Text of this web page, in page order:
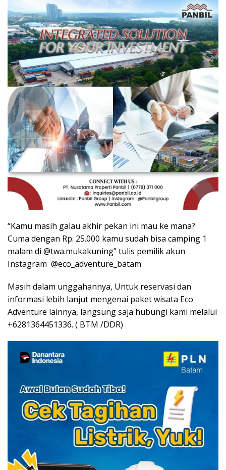
“Kamu masih galau akhir pekan ini mau ke mana?
Cuma dengan Rp. 25.000 kamu sudah bisa camping 1
malam di @twa.mukakuning” tulis pemilik akun
Instagram @eco_adventure_batam
Masih dalam unggahannya, Untuk reservasi dan
informasi lebih lanjut mengenai paket wisata Eco
Adventure lainnya, langsung saja hubungi kami melalui
+6281364451336. ( BTM /DDR)